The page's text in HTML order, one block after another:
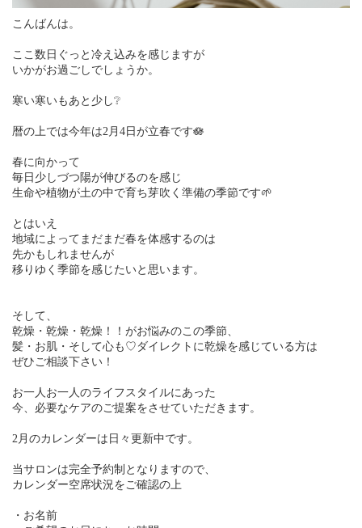
こんばんは。
ここ数日ぐっと冷え込みを感じますが
いかがお過ごしでしょうか。
寒い寒いもあと少し❔
暦の上では今年は2月4日が立春です🪷
春に向かって
毎日少しづつ陽が伸びるのを感じ
生命や植物が土の中で育ち芽吹く準備の季節です🌱
とはいえ
地域によってまだまだ春を体感するのは
先かもしれませんが
移りゆく季節を感じたいと思います。
そして、
乾燥・乾燥・乾燥！！がお悩みのこの季節、
髪・お肌・そして心も♡ダイレクトに乾燥を感じている方は
ぜひご相談下さい！
お一人お一人のライフスタイルにあった
今、必要なケアのご提案をさせていただきます。
2月のカレンダーは日々更新中です。
当サロンは完全予約制となりますので、
カレンダー空席状況をご確認の上
・お名前